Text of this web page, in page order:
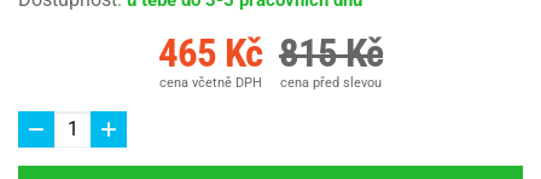
465 Kč
cena včetně DPH
815 Kč
cena před slevou